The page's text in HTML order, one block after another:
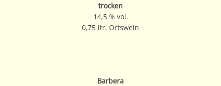
trocken
14,5 % vol.
0,75 ltr. Ortswein
Barbera